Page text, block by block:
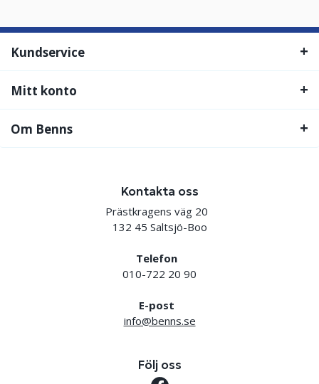
Kundservice
Mitt konto
Om Benns
Kontakta oss
Prästkragens väg 20
132 45 Saltsjö-Boo
Telefon
010-722 20 90
E-post
info@benns.se
Följ oss